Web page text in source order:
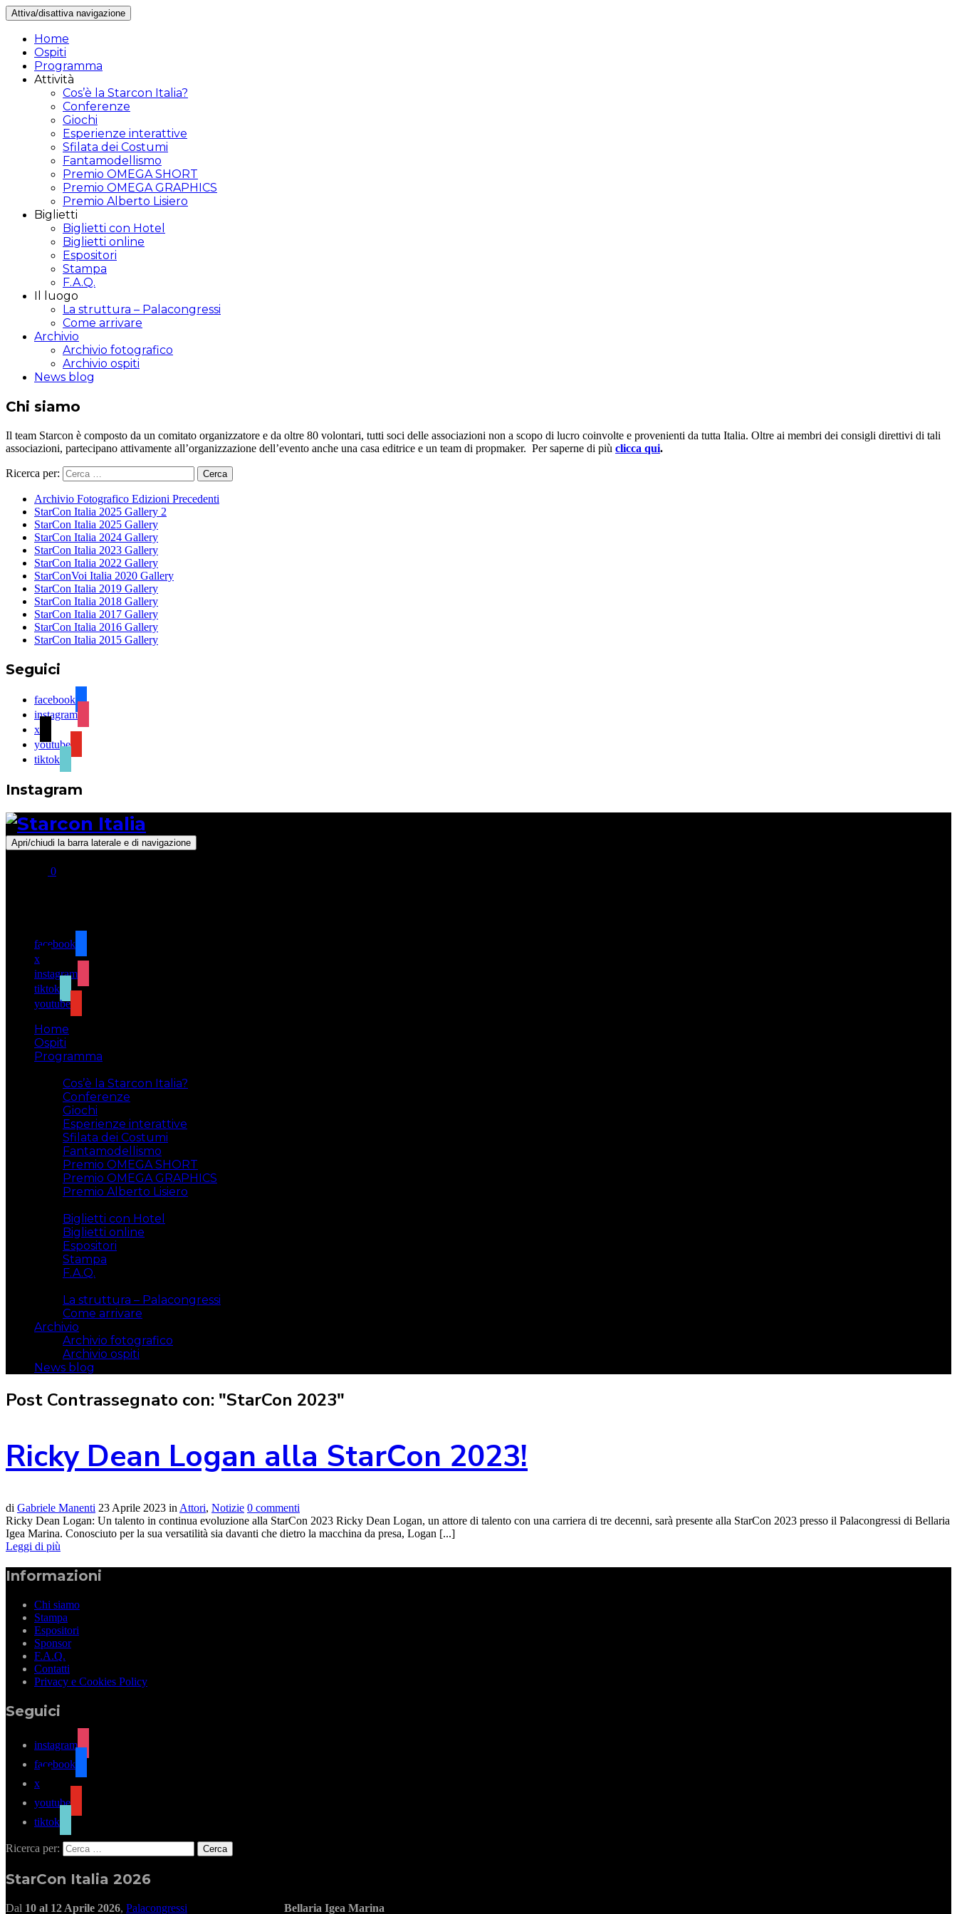
Attiva/disattiva navigazione
Home
Ospiti
Programma
Attività
Cos’è la Starcon Italia?
Conferenze
Giochi
Esperienze interattive
Sfilata dei Costumi
Fantamodellismo
Premio OMEGA SHORT
Premio OMEGA GRAPHICS
Premio Alberto Lisiero
Biglietti
Biglietti con Hotel
Biglietti online
Espositori
Stampa
F.A.Q.
Il luogo
La struttura – Palacongressi
Come arrivare
Archivio
Archivio fotografico
Archivio ospiti
News blog
Chi siamo
Il team Starcon è composto da un comitato organizzatore e da oltre 80 volontari, tutti soci delle associazioni non a scopo di lucro coinvolte e provenienti da tutta Italia. Oltre ai membri dei consigli direttivi di tali
associazioni, partecipano attivamente all’organizzazione dell’evento anche una casa editrice e un team di propmaker. Per saperne di più clicca qui.
Ricerca per:
Archivio Fotografico Edizioni Precedenti
StarCon Italia 2025 Gallery 2
StarCon Italia 2025 Gallery
StarCon Italia 2024 Gallery
StarCon Italia 2023 Gallery
StarCon Italia 2022 Gallery
StarConVoi Italia 2020 Gallery
StarCon Italia 2019 Gallery
StarCon Italia 2018 Gallery
StarCon Italia 2017 Gallery
StarCon Italia 2016 Gallery
StarCon Italia 2015 Gallery
Seguici
facebook
instagram
x
youtube
tiktok
Instagram
Apri/chiudi la barra laterale e di navigazione
0
facebook
x
instagram
tiktok
youtube
Home
Ospiti
Programma
Cos’è la Starcon Italia?
Conferenze
Giochi
Esperienze interattive
Sfilata dei Costumi
Fantamodellismo
Premio OMEGA SHORT
Premio OMEGA GRAPHICS
Premio Alberto Lisiero
Biglietti con Hotel
Biglietti online
Espositori
Stampa
F.A.Q.
La struttura – Palacongressi
Come arrivare
Archivio
Archivio fotografico
Archivio ospiti
News blog
Post Contrassegnato con: "StarCon 2023"
Ricky Dean Logan alla StarCon 2023!
di Gabriele Manenti 23 Aprile 2023 in Attori, Notizie 0 commenti
Ricky Dean Logan: Un talento in continua evoluzione alla StarCon 2023 Ricky Dean Logan, un attore di talento con una carriera di tre decenni, sarà presente alla StarCon 2023 presso il Palacongressi di Bellaria
Igea Marina. Conosciuto per la sua versatilità sia davanti che dietro la macchina da presa, Logan [...]
Leggi di più
Informazioni
Chi siamo
Stampa
Espositori
Sponsor
F.A.Q.
Contatti
Privacy e Cookies Policy
Seguici
instagram
facebook
x
youtube
tiktok
Ricerca per:
StarCon Italia 2026
Dal 10 al 12 Aprile 2026, Palacongressi Bellaria Igea Marina